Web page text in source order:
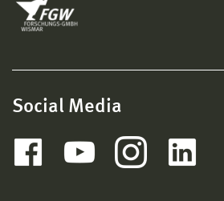
Social Media